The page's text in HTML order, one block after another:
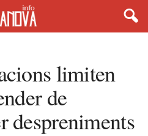
limiten
de
despreniments